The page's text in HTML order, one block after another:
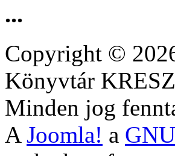
...
Copyright ©
Könyvtár
Minden jog
A Joomla! a